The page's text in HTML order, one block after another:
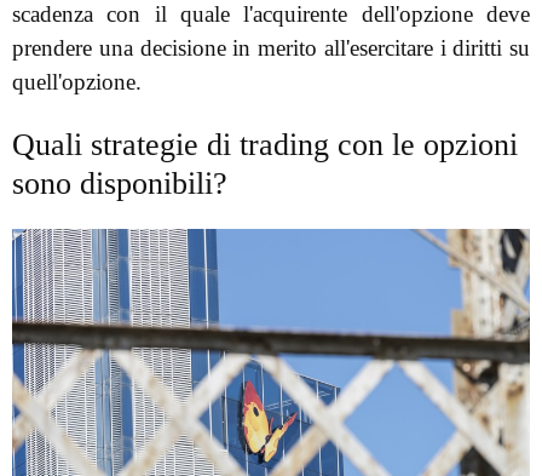
scadenza con il quale l'acquirente dell'opzione deve
prendere una decisione in merito all'esercitare i diritti su
quell'opzione.
Quali strategie di trading con le opzioni
sono disponibili?